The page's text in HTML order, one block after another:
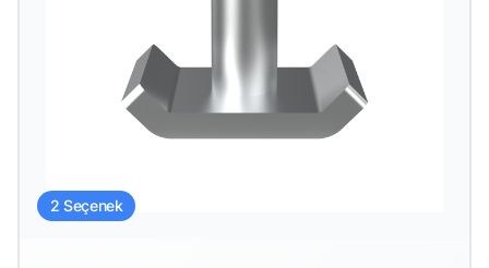
2 Seçenek